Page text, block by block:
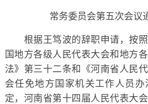
常务委员会第五次会议
根据王笃波的辞职申请，按照
国地方各级人民代表大会和地方
法》第三十二条和《河南省人民
会任免地方国家机关工作人员办
定，河南省第十四届人民代表大